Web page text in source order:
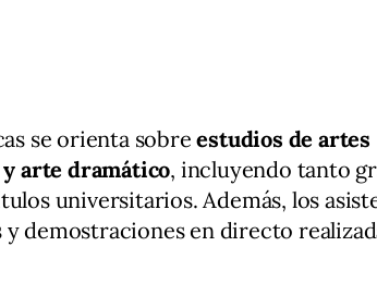
se orienta sobreestudios de artes
y arte dramático, incluyendo tanto
universitarios. Además, los
demostraciones en directo